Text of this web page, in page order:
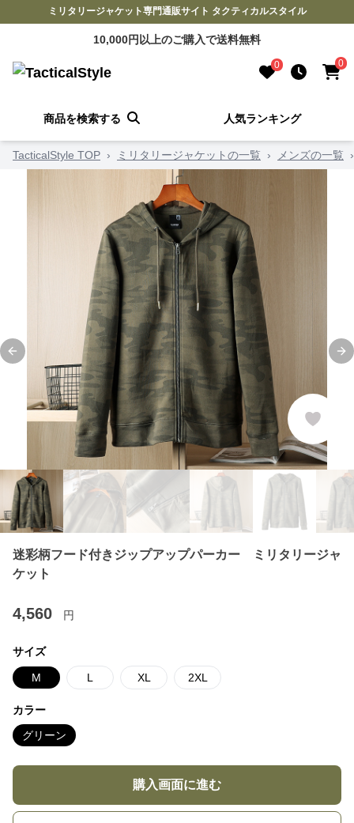
ミリタリージャケット専門通販サイト タクティカルスタイル
10,000円以上のご購入で送料無料
0 0
商品を検索する 人気ランキング
TacticalStyle TOP › ミリタリージャケットの一覧 › メンズの一覧 ›
Previous slide
迷彩柄フード付きジップアップパーカー ミリタリージャ
ケット
4,560 円
サイズ
M L XL 2XL
カラー
グリーン
購入画面に進む